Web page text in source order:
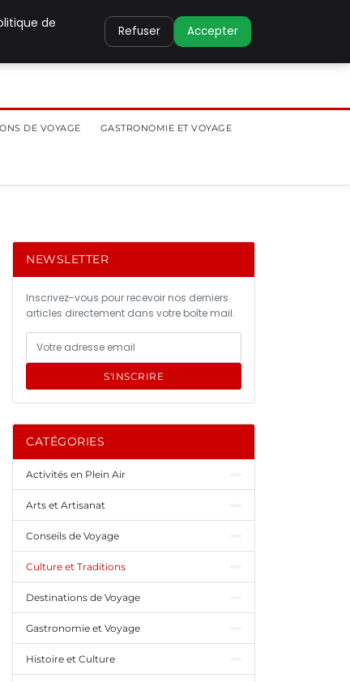
DE VOYAGE GASTRONOMIE ET VOYAGE
NEWSLETTER
Inscrivez-vous pour recevoir nos derniers
articles directement dans votre boîte mail.
S'INSCRIRE
CATÉGORIES
Activités en Plein Air
Arts et Artisanat
Conseils de Voyage
Culture et Traditions
Destinations de Voyage
Gastronomie et Voyage
Histoire et Culture
de
Refuser Accepter